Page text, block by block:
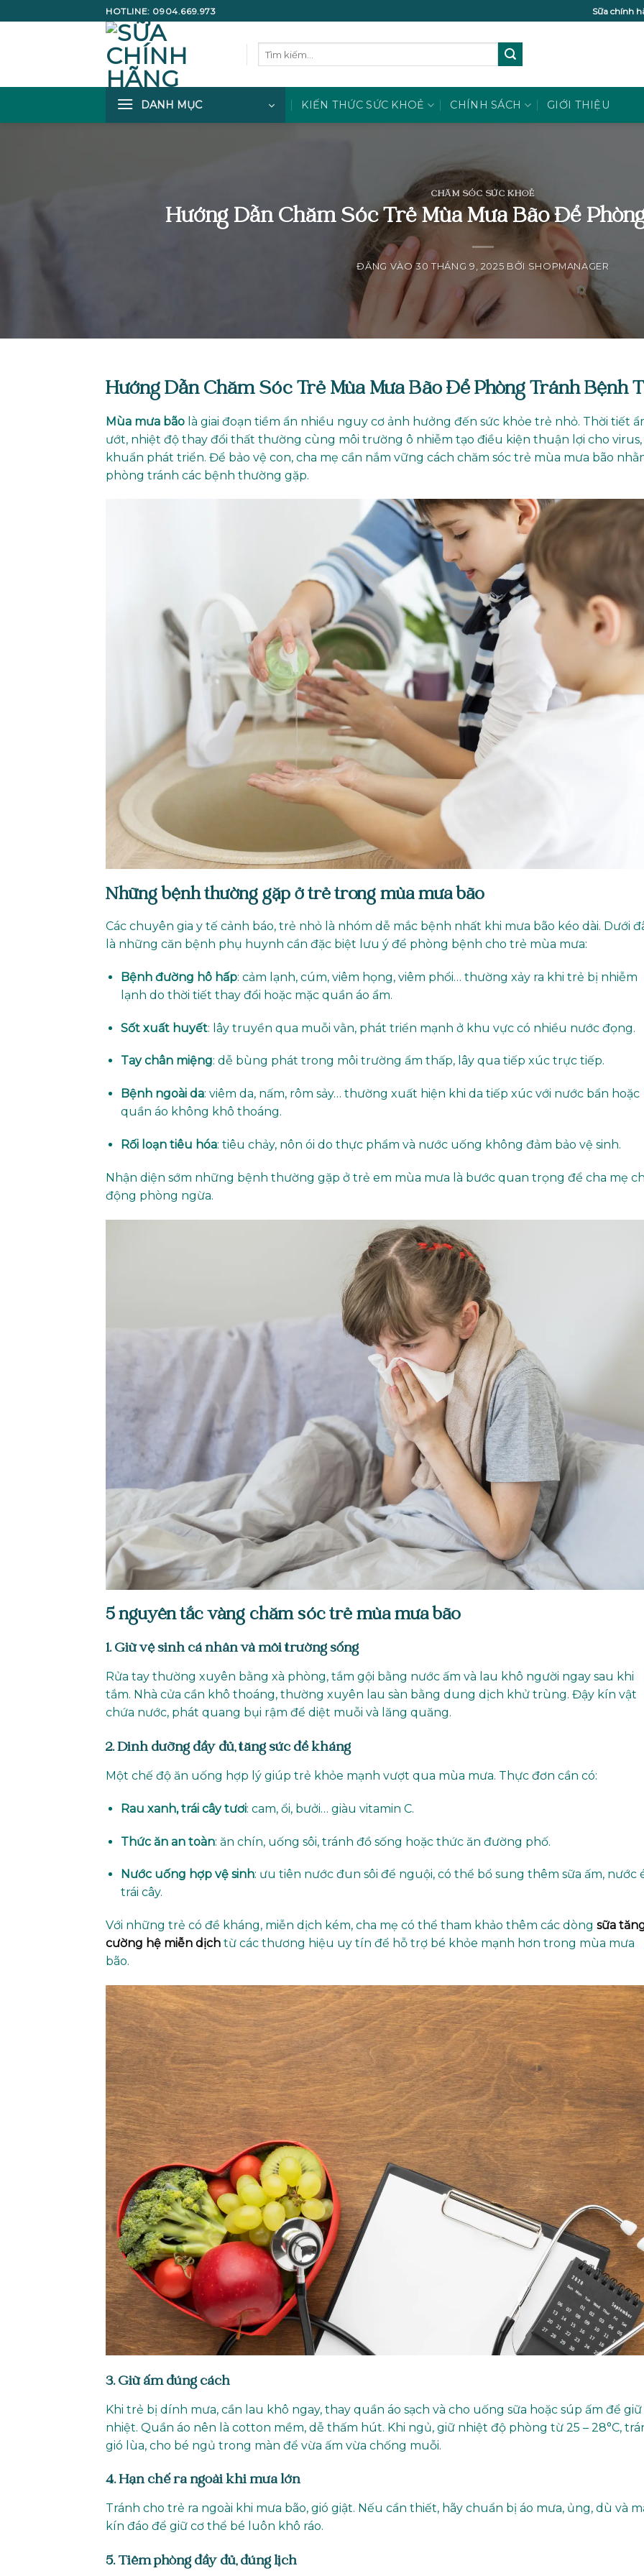
qua
HOTLINE: 0904.669.973 Sữa chính
DANH MỤC KIẾN THỨC SỨC KHOẺ CHÍNH SÁCH GIỚI THIỆU
CHĂM SÓC SỨC KHOẺ
Hướng Dẫn Chăm Sóc Trẻ Mùa Mưa Bão Để
ĐĂNG VÀO30 THÁNG 9, 2025 BỞI SHOPMANAGER
Hướng Dẫn Chăm Sóc Trẻ Mùa Mưa Bão Để Phòng Tránh Bệnh
Mùa mưa bão là giai đoạn tiềm ẩn nhiều nguy cơ ảnh hưởng đến sức khỏe trẻ nhỏ. Thời tiết
ướt, nhiệt độ thay đổi thất thường cùng môi trường ô nhiễm tạo điều kiện thuận lợi cho virus,
khuẩn phát triển. Để bảo vệ con, cha mẹ cần nắm vững cách chăm sóc trẻ mùa mưa bão
phòng tránh các bệnh thường gặp.
Những bệnh thường gặp ở trẻ trong mùa mưa bão
Các chuyên gia y tế cảnh báo, trẻ nhỏ là nhóm dễ mắc bệnh nhất khi mưa bão kéo dài. Dưới
là những căn bệnh phụ huynh cần đặc biệt lưu ý để phòng bệnh cho trẻ mùa mưa:
Bệnh đường hô hấp: cảm lạnh, cúm, viêm họng, viêm phổi… thường xảy ra khi trẻ bị nhiễm
lạnh do thời tiết thay đổi hoặc mặc quần áo ẩm.
Sốt xuất huyết: lây truyền qua muỗi vằn, phát triển mạnh ở khu vực có nhiều nước đọng.
Tay chân miệng: dễ bùng phát trong môi trường ẩm thấp, lây qua tiếp xúc trực tiếp.
Bệnh ngoài da: viêm da, nấm, rôm sảy… thường xuất hiện khi da tiếp xúc với nước bẩn hoặc
quần áo không khô thoáng.
Rối loạn tiêu hóa: tiêu chảy, nôn ói do thực phẩm và nước uống không đảm bảo vệ sinh.
Nhận diện sớm những bệnh thường gặp ở trẻ em mùa mưa là bước quan trọng để cha mẹ
động phòng ngừa.
5 nguyên tắc vàng chăm sóc trẻ mùa mưa bão
1. Giữ vệ sinh cá nhân và môi trường sống
Rửa tay thường xuyên bằng xà phòng, tắm gội bằng nước ấm và lau khô người ngay sau khi
tắm. Nhà cửa cần khô thoáng, thường xuyên lau sàn bằng dung dịch khử trùng. Đậy kín vật
chứa nước, phát quang bụi rậm để diệt muỗi và lăng quăng.
2. Dinh dưỡng đầy đủ, tăng sức đề kháng
Một chế độ ăn uống hợp lý giúp trẻ khỏe mạnh vượt qua mùa mưa. Thực đơn cần có:
Rau xanh, trái cây tươi: cam, ổi, bưởi… giàu vitamin C.
Thức ăn an toàn: ăn chín, uống sôi, tránh đồ sống hoặc thức ăn đường phố.
Nước uống hợp vệ sinh: ưu tiên nước đun sôi để nguội, có thể bổ sung thêm sữa ấm, nước
trái cây.
Với những trẻ có đề kháng, miễn dịch kém, cha mẹ có thể tham khảo thêm các dòng sữa
cường hệ miễn dịch từ các thương hiệu uy tín để hỗ trợ bé khỏe mạnh hơn trong mùa mưa
bão.
3. Giữ ấm đúng cách
Khi trẻ bị dính mưa, cần lau khô ngay, thay quần áo sạch và cho uống sữa hoặc súp ấm để giữ
nhiệt. Quần áo nên là cotton mềm, dễ thấm hút. Khi ngủ, giữ nhiệt độ phòng từ 25 – 28°C,
gió lùa, cho bé ngủ trong màn để vừa ấm vừa chống muỗi.
4. Hạn chế ra ngoài khi mưa lớn
Tránh cho trẻ ra ngoài khi mưa bão, gió giật. Nếu cần thiết, hãy chuẩn bị áo mưa, ủng, dù và
kín đáo để giữ cơ thể bé luôn khô ráo.
5. Tiêm phòng đầy đủ, đúng lịch